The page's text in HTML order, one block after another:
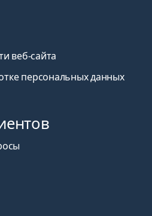
веб-сайта
персональных данных